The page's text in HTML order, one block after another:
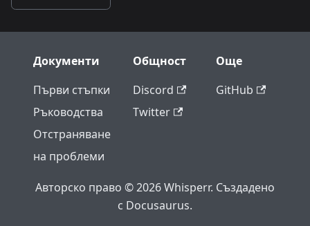
Документи
Първи стъпки
Ръководства
Отстраняване
на проблеми
Общност
Discord
Twitter
Още
GitHub
Авторско право © 2026 Whisperr. Създадено
с Docusaurus.